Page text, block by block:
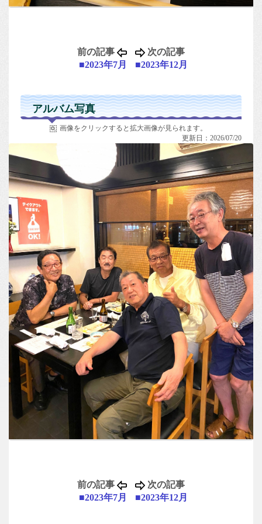
前の記事
■2023年7月
次の記事
■2023年12月
アルバム写真
画像をクリックすると拡大画像が見られます。
更新日：2026/07/20
前の記事
■2023年7月
次の記事
■2023年12月